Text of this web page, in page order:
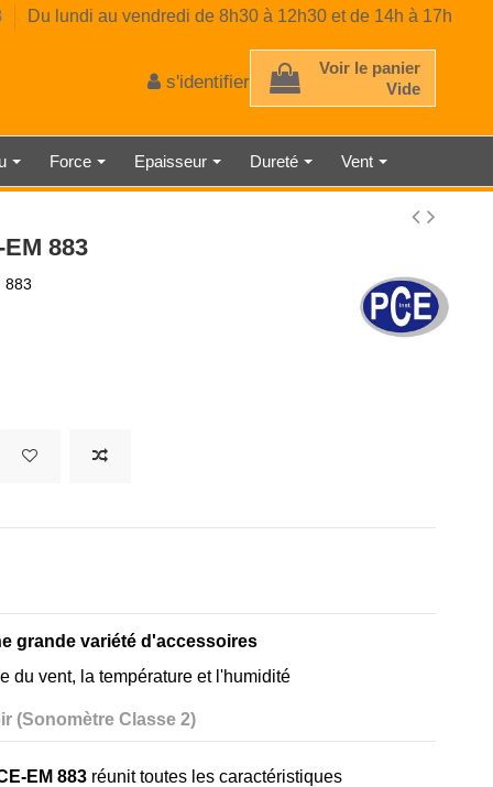
Du lundi au vendredi de 8h30 à 12h30 et de 14h à 17h
Voir le panier
Vide
s'identifier
THERMOMÈTRE INDUSTRIEL
DÉTECTEUR DE LUMINOSITÉ
SONOMÈTRE ENREGISTREUR
Force Epaisseur Dureté Vent
883
883
grande variété d'accessoires
du vent, la température et l'humidité
(Sonomètre Classe 2)
EM 883 réunit toutes les caractéristiques